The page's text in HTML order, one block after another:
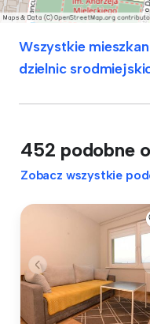
Wszystkie
dzielnic
452 podobne
Zobacz wszystkie